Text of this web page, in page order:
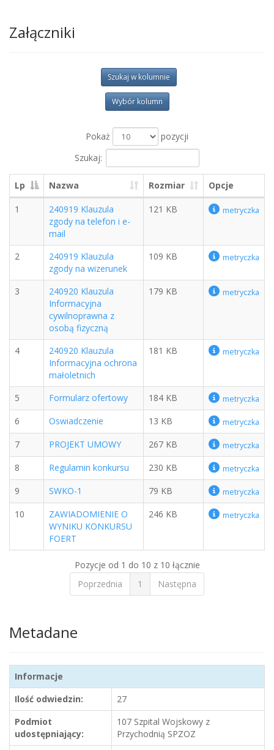
Załączniki
Szukaj w kolumnie
Wybór kolumn
Pokaż
pozycji
Szukaj:
Lp Nazwa Rozmiar Opcje
1
240919 Klauzula
zgody na telefon i e-
mail
121 KB metryczka
2
240919 Klauzula
zgody na wizerunek
109 KB metryczka
3
240920 Klauzula
Informacyjna
cywilnoprawna z
osobą fizyczną
179 KB metryczka
4
240920 Klauzula
Informacyjna ochrona
małoletnich
181 KB metryczka
5 Formularz ofertowy 184 KB metryczka
6 Oswiadczenie 13 KB metryczka
7 PROJEKT UMOWY 267 KB metryczka
8 Regulamin konkursu 230 KB metryczka
9 SWKO-1 79 KB metryczka
10
ZAWIADOMIENIE O
WYNIKU KONKURSU
FOERT
246 KB metryczka
Pozycje od 1 do 10 z 10 łącznie
Poprzednia
1 Następna
Metadane
Informacje
Ilość odwiedzin:
27
Podmiot
udostępniający:
107 Szpital Wojskowy z
Przychodnią SPZOZ